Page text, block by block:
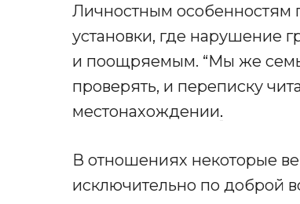
Личностным
установки, где нарушение
и поощряемым. “Мы же
проверять, и переписку
местонахождении.
В отношениях некоторые
исключительно по доброй